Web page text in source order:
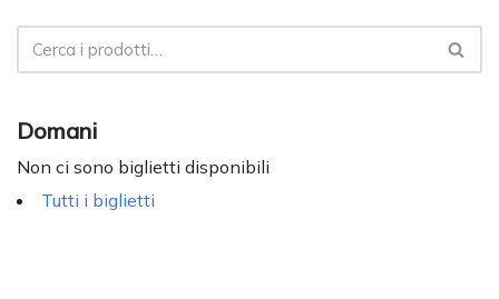
Domani
Non ci sono biglietti disponibili
Tutti i biglietti